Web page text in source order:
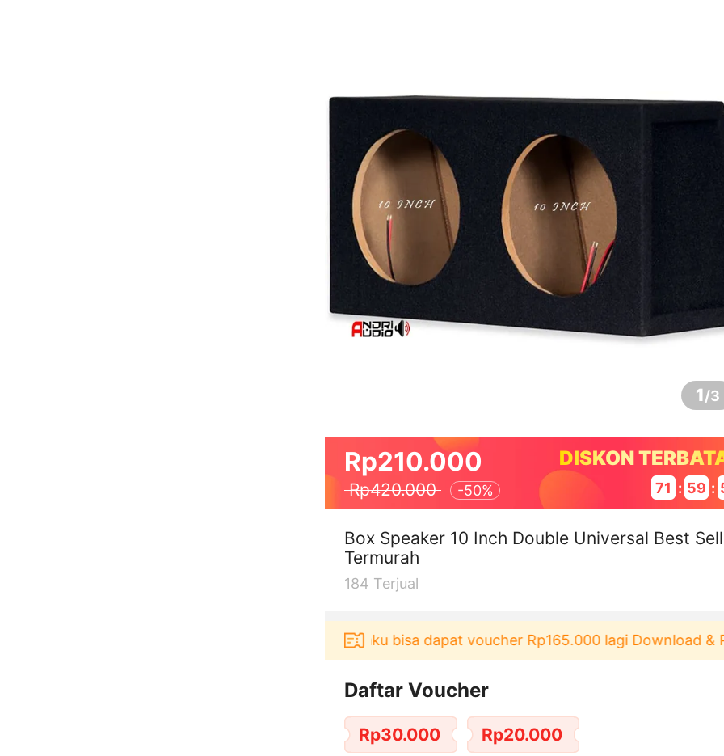
1/3
Rp210.000
Rp420.000 -50%
DISKON
71 : 59 :
Box Speaker 10 Inch Double Universal Best
Termurah
184 Terjual
Pengguna baru berbelanja di aplikasi Akulaku bisa dapat voucher Rp165.000 lagi Download & Pakai
Daftar Voucher
Rp30.000 Rp20.000